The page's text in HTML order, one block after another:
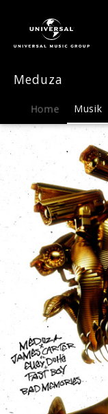
Memories
Meduza
Home Musik